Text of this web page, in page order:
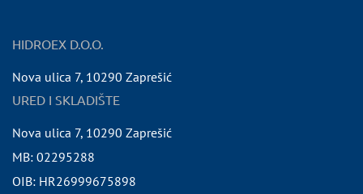
HIDROEX D.O.O.
Nova ulica 7, 10290 Zaprešić
URED I SKLADIŠTE
Nova ulica 7, 10290 Zaprešić
MB: 02295288
OIB: HR26999675898